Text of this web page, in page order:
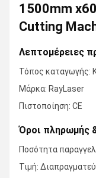
1500mm
Cutting
Λεπτομέρειες
Τόπος καταγωγής:
Μάρκα: RayLaser
Πιστοποίηση: CE
Όροι πληρωμής
Ποσότητα
Τιμή: